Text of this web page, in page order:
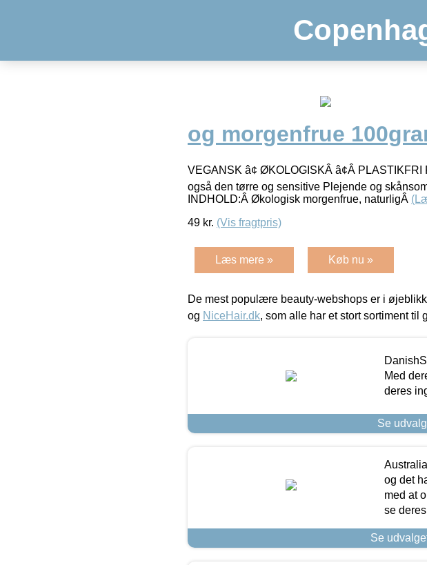
og morgenfrue
VEGANSK â¢ ØKOLOGISKÂ â¢Â
også den tørre og sensitive Plejende og
INDHOLD:Â Økologisk morgenfrue, naturligÂ
49 kr. (Vis fragtpris)
Læs mere » Køb nu »
De mest populære beauty-webshops er i
og NiceHair.dk, som alle har et stort sortiment til
Med
deres
Se
og det
med at
se
Se